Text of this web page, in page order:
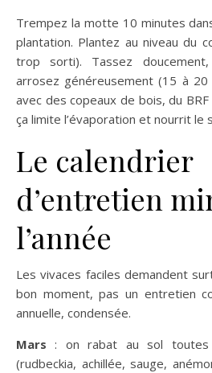
Trempez la motte 10 minutes
plantation. Plantez au niveau du
trop sorti). Tassez
arrosez généreusement (15 à
avec des copeaux de bois, du
ça limite l’évaporation et nourrit le
Le calendrier
d’entretien
l’année
Les vivaces faciles demandent
bon moment, pas un entretien
annuelle, condensée.
Mars : on rabat au sol toutes
(rudbeckia, achillée, sauge,